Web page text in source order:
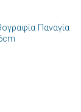
Πρόσθήκη
Παναγία